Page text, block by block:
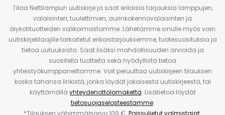
Tilaa Nettilampun uutiskirje ja saat erilaisia tarjouksia lamppujen,
valaisinten, tuulettimien, aurinkokennovalaisinten ja
älykotituotteiden valikoimastamme. Lähetämme sinulle myös vain
uutiskirjetilaajille tarkoitetut erikoistarjouksemme, tuotesuosituksia ja
tietoa uutuuksista. Saat lisäksi mahdollisuuden arvioida ja
suositella tuotteita sekä hyödyllistä tietoa
yhteistyökumppaneiltamme. Voit peruuttaa uutiskirjeen tilauksen
koska tahansa linkistä, jonka löydät jokaisesta uutiskirjeestä, tai
käyttämällä yhteydenottolomaketta. Lisätietoa löydät
tietosuojaselosteestamme.
*Tilauksen vähimmäisarvo 109 €. Poissuljetut valmistajat.